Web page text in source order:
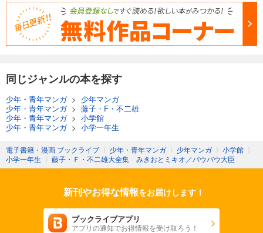
同じジャンルの本を探す
少年・青年マンガ> 少年マンガ
少年・青年マンガ> 藤子・F・不二雄
少年・青年マンガ> 小学館
少年・青年マンガ> 小学一年生
電子書籍・漫画 ブックライブ 〉 少年・青年マンガ 〉 少年マンガ 〉 小学館 〉
小学一年生 〉 藤子・Ｆ・不二雄大全集 みきおとミキオ／バウバウ大臣
新刊やお得な情報をお届けします！
ブックライブアプリ
アプリの通知でお得情報を受け取ろう！